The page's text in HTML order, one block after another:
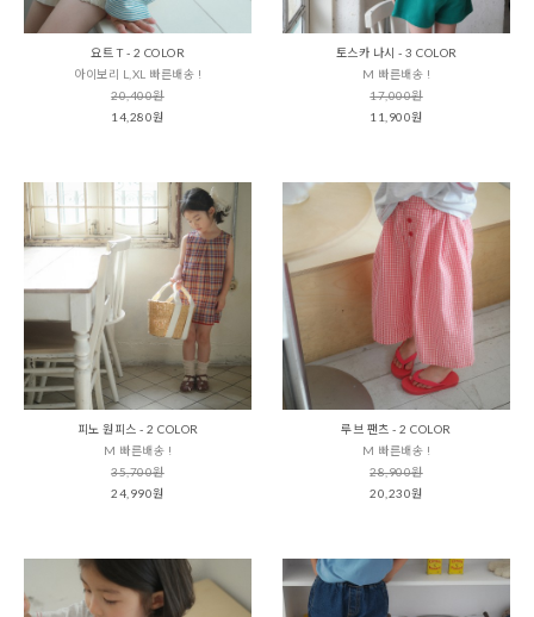
요트 T - 2 COLOR
아이보리 L,XL 빠른배송 !
20,400원
14,280원
토스카 나시 - 3 COLOR
M 빠른배송 !
17,000원
11,900원
피노 원피스 - 2 COLOR
M 빠른배송 !
35,700원
24,990원
루브 팬츠 - 2 COLOR
M 빠른배송 !
28,900원
20,230원